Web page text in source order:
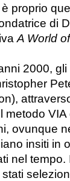
proprio
di
A World
2000,
metodo
ovunque
insiti in
nel